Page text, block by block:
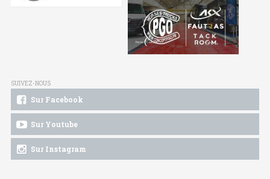
SUIVEZ-NOUS
Sur Facebook
Sur Youtube
Sur Instagram